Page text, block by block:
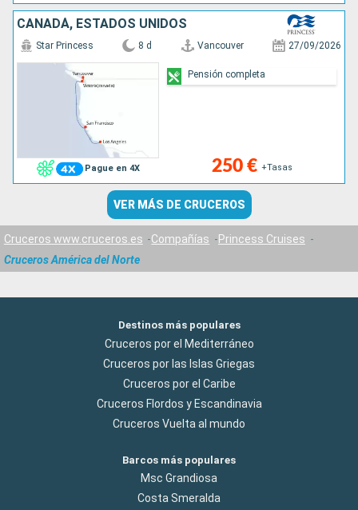
CANADÁ, ESTADOS UNIDOS
Pague en 4X
Star Princess 8 d Vancouver 27/09/2026
250 € +Tasas
Pensión completa
VER MÁS DE CRUCEROS
Cruceros www.cruceros.es Compañías
Princess Cruises
Cruceros América del Norte
Destinos más populares
Cruceros por el Mediterráneo
Cruceros por las Islas Griegas
Cruceros por el Caribe
Cruceros Flordos y Escandinavia
Cruceros Vuelta al mundo
Barcos más populares
Msc Grandiosa
Costa Smeralda